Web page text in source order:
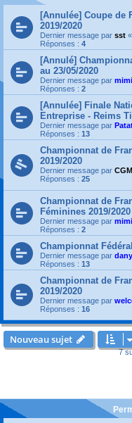
[Annulée] Coupe de
2019/2020
Dernier message par sst «
Réponses : 4
[Annulé]
au 23/05/2020
Dernier message par
Réponses : 2
[Annulée] Finale
Entreprise - Reims
Dernier message par
Réponses : 13
Championnat de
2019/2020
Dernier message par
Réponses : 25
Championnat de
Féminines 2019/2020
Dernier message par
Réponses : 2
Championnat
Dernier message par
Réponses : 13
Championnat de
2019/2020
Dernier message par
Réponses : 16
Nouveau sujet
7